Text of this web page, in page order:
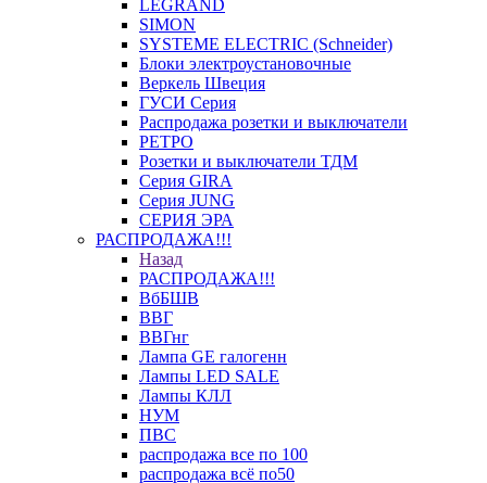
LEGRAND
SIMON
SYSTEME ELECTRIC (Schneider)
Блоки электроустановочные
Веркель Швеция
ГУСИ Серия
Распродажа розетки и выключатели
РЕТРО
Розетки и выключатели ТДМ
Серия GIRA
Серия JUNG
СЕРИЯ ЭРА
РАСПРОДАЖА!!!
Назад
РАСПРОДАЖА!!!
ВбБШВ
ВВГ
ВВГнг
Лампа GE галогенн
Лампы LED SALE
Лампы КЛЛ
НУМ
ПВС
распродажа все по 100
распродажа всё по50